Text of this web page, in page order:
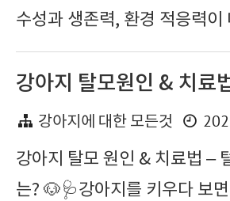
수성과 생존력, 환경 적응력이
강아지 탈모원인 & 치료
강아지에 대한 모든것
강아지 탈모 원인 & 치료법 –
는? 🐶🩺강아지를 키우다 보